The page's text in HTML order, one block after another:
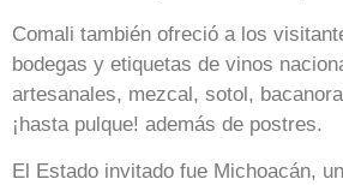
Comali también ofreció a los
bodegas y etiquetas de vinos
artesanales, mezcal, sotol,
¡hasta pulque! además de postres.
El Estado invitado fue Michoacán,